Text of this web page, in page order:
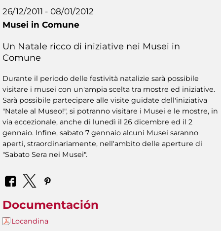
26/12/2011 - 08/01/2012
Musei in Comune
Un Natale ricco di iniziative nei Musei in
Comune
Durante il periodo delle festività natalizie sarà possibile
visitare i musei con un'ampia scelta tra mostre ed iniziative.
Sarà possibile partecipare alle visite guidate dell'iniziativa
"Natale al Museo!", si potranno visitare i Musei e le mostre, in
via eccezionale, anche di lunedì il 26 dicembre ed il 2
gennaio. Infine, sabato 7 gennaio alcuni Musei saranno
aperti, straordinariamente, nell'ambito delle aperture di
"Sabato Sera nei Musei".
Documentación
Locandina